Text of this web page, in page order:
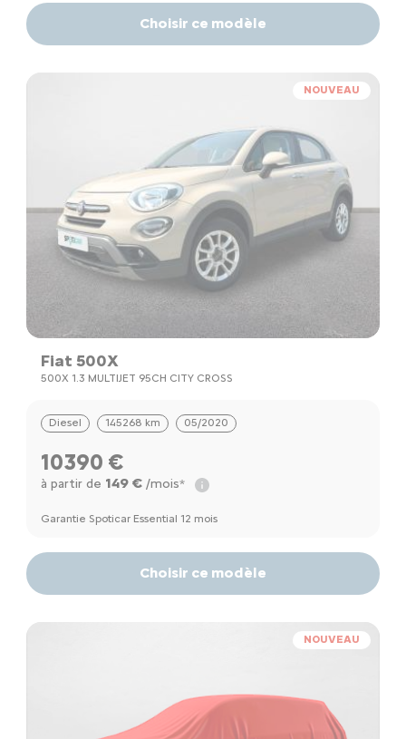
Choisir ce modèle
NOUVEAU
Fiat 500X
500X 1.3 MULTIJET 95CH CITY CROSS
Diesel 145268 km 05/2020
10390 €
à partir de 149 €/mois*
Garantie Spoticar Essential 12 mois
Choisir ce modèle
NOUVEAU